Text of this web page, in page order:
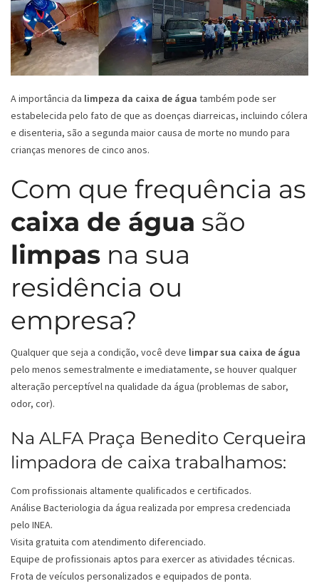
A importância da limpeza da caixa de água também pode ser
estabelecida pelo fato de que as doenças diarreicas, incluindo cólera
e disenteria, são a segunda maior causa de morte no mundo para
crianças menores de cinco anos.
Com que frequência as
caixa de água são
limpas na sua
residência ou
empresa?
Qualquer que seja a condição, você deve limpar sua caixa de água
pelo menos semestralmente e imediatamente, se houver qualquer
alteração perceptível na qualidade da água (problemas de sabor,
odor, cor).
Na ALFA Praça Benedito Cerqueira
limpadora de caixa trabalhamos:
Com profissionais altamente qualificados e certificados.
Análise Bacteriologia da água realizada por empresa credenciada
pelo INEA.
Visita gratuita com atendimento diferenciado.
Equipe de profissionais aptos para exercer as atividades técnicas.
Frota de veículos personalizados e equipados de ponta.